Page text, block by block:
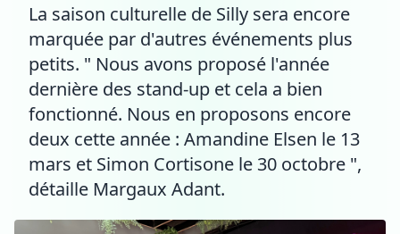
La saison culturelle de Silly sera encore
marquée par d'autres événements plus
petits. " Nous avons proposé l'année
dernière des stand-up et cela a bien
fonctionné. Nous en proposons encore
deux cette année : Amandine Elsen le 13
mars et Simon Cortisone le 30 octobre ",
détaille Margaux Adant.